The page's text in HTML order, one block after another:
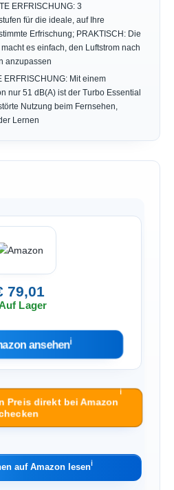
ERFRISCHUNG: 3
für die ideale, auf Ihre
Erfrischung; PRAKTISCH: Die
es einfach, den Luftstrom nach
anzupassen
ERFRISCHUNG: Mit einem
nur 51 dB(A) ist der Turbo Essential
Nutzung beim Fernsehen,
Lernen
79,01
Lager
ansehenℹ︎
Preis direkt bei Amazon
ℹ︎
auf Amazon lesenℹ︎